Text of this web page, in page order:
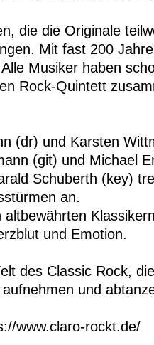
die die Originale
Mit fast 200
Musiker haben
Rock-Quintett
(dr) und Karsten
(git) und Michael
Schuberth (key)
an.
und Emotion.
des Classic Rock,
und
www.claro-rockt.de/